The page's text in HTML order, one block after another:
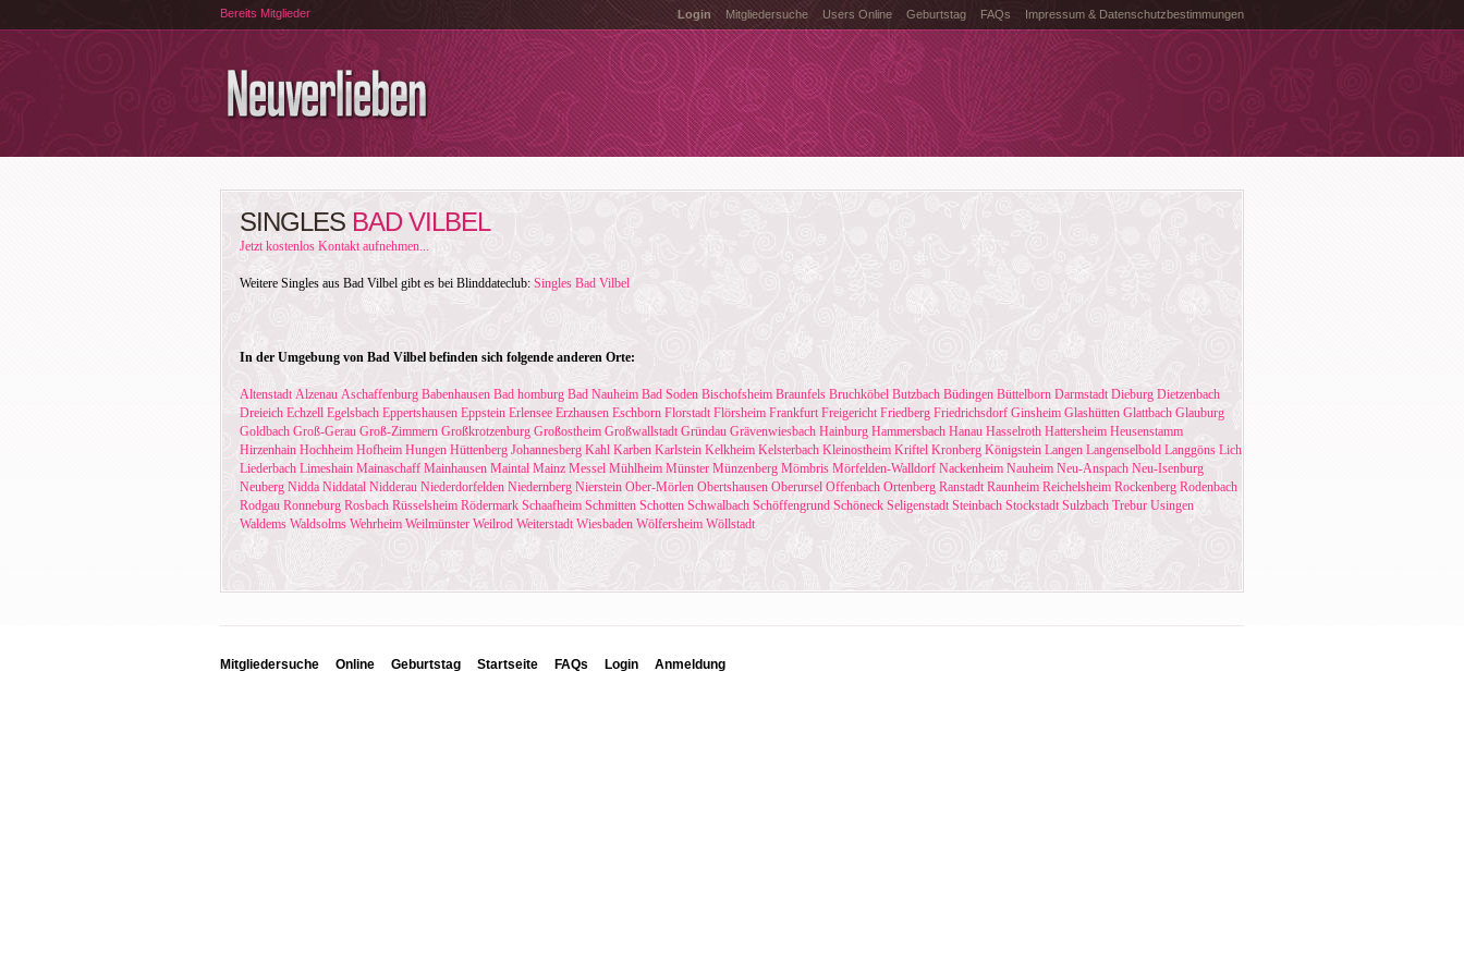
Login Mitgliedersuche Users Online Geburtstag FAQs Impressum & Datenschutzbestimmungen
Bereits Mitglieder
SINGLES BAD VILBEL
Jetzt kostenlos Kontakt aufnehmen...
Weitere Singles aus Bad Vilbel gibt es bei Blinddateclub: Singles Bad Vilbel
In der Umgebung von Bad Vilbel befinden sich folgende anderen Orte:
Altenstadt Alzenau Aschaffenburg Babenhausen Bad homburg Bad Nauheim Bad Soden Bischofsheim Braunfels Bruchköbel Butzbach Büdingen Büttelborn Darmstadt Dieburg Dietzenbach
Dreieich Echzell Egelsbach Eppertshausen Eppstein Erlensee Erzhausen Eschborn Florstadt Flörsheim Frankfurt Freigericht Friedberg Friedrichsdorf Ginsheim Glashütten Glattbach Glauburg
Goldbach Groß-Gerau Groß-Zimmern Großkrotzenburg Großostheim Großwallstadt Gründau Grävenwiesbach Hainburg Hammersbach Hanau Hasselroth Hattersheim Heusenstamm
Hirzenhain Hochheim Hofheim Hungen Hüttenberg Johannesberg Kahl Karben Karlstein Kelkheim Kelsterbach Kleinostheim Kriftel Kronberg Königstein Langen Langenselbold Langgöns Lich
Liederbach Limeshain Mainaschaff Mainhausen Maintal Mainz Messel Mühlheim Münster Münzenberg Mömbris Mörfelden-Walldorf Nackenheim Nauheim Neu-Anspach Neu-Isenburg
Neuberg Nidda Niddatal Nidderau Niederdorfelden Niedernberg Nierstein Ober-Mörlen Obertshausen Oberursel Offenbach Ortenberg Ranstadt Raunheim Reichelsheim Rockenberg Rodenbach
Rodgau Ronneburg Rosbach Rüsselsheim Rödermark Schaafheim Schmitten Schotten Schwalbach Schöffengrund Schöneck Seligenstadt Steinbach Stockstadt Sulzbach Trebur Usingen
Waldems Waldsolms Wehrheim Weilmünster Weilrod Weiterstadt Wiesbaden Wölfersheim Wöllstadt
Mitgliedersuche Online Geburtstag Startseite FAQs Login Anmeldung